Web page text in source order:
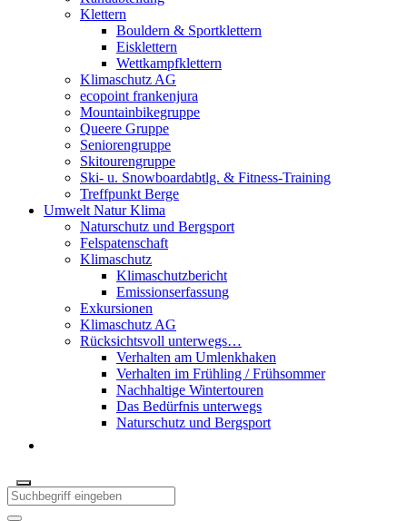
Klettern
Bouldern & Sportklettern
Eisklettern
Wettkampfklettern
Klimaschutz AG
ecopoint frankenjura
Mountainbikegruppe
Queere Gruppe
Seniorengruppe
Skitourengruppe
Ski- u. Snowboardabtlg. & Fitness-Training
Treffpunkt Berge
Umwelt Natur Klima
Naturschutz und Bergsport
Felspatenschaft
Klimaschutz
Klimaschutzbericht
Emissionserfassung
Exkursionen
Klimaschutz AG
Rücksichtsvoll unterwegs…
Verhalten am Umlenkhaken
Verhalten im Frühling / Frühsommer
Nachhaltige Wintertouren
Das Bedürfnis unterwegs
Naturschutz und Bergsport